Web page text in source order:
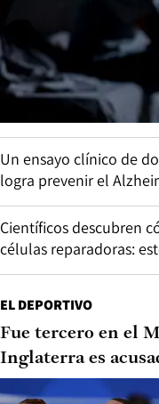
Un ensayo clínico de
logra prevenir el
Científicos descubren
células reparadoras:
EL DEPORTIVO
Fue tercero en el
Inglaterra es